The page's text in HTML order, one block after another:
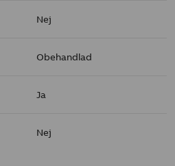
Nej
Obehandlad
Ja
Nej